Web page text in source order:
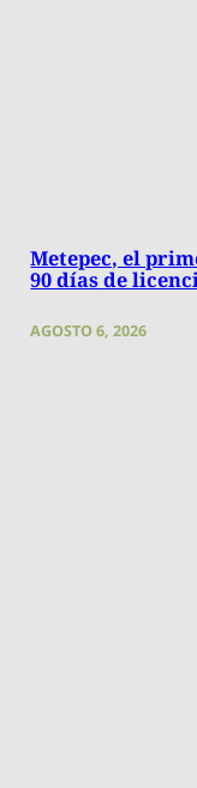
Metepec, el
90 días de
AGOSTO 6, 2026